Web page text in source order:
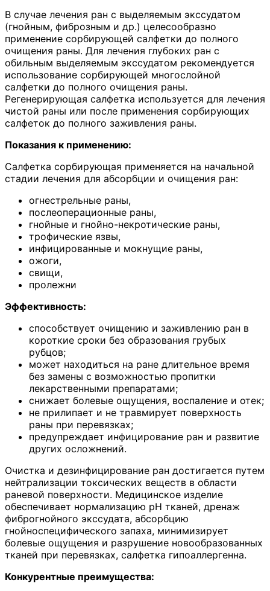
В случае лечения ран с выделяемым экссудатом
(гнойным, фиброзным и др.) целесообразно
применение сорбирующей салфетки до полного
очищения раны. Для лечения глубоких ран с
обильным выделяемым экссудатом рекомендуется
использование сорбирующей многослойной
салфетки до полного очищения раны.
Регенерирующая салфетка используется для лечения
чистой раны или после применения сорбирующих
салфеток до полного заживления раны.
Показания к применению:
Салфетка сорбирующая применяется на начальной
стадии лечения для абсорбции и очищения ран:
огнестрельные раны,
послеоперационные раны,
гнойные и гнойно-некротические раны,
трофические язвы,
инфицированные и мокнущие раны,
ожоги,
свищи,
пролежни
Эффективность:
способствует очищению и заживлению ран в
короткие сроки без образования грубых
рубцов;
может находиться на ране длительное время
без замены с возможностью пропитки
лекарственными препаратами;
снижает болевые ощущения, воспаление и отек;
не прилипает и не травмирует поверхность
раны при перевязках;
предупреждает инфицирование ран и развитие
других осложнений.
Очистка и дезинфицирование ран достигается путем
нейтрализации токсических веществ в области
раневой поверхности. Медицинское изделие
обеспечивает нормализацию pH тканей, дренаж
фиброгнойного экссудата, абсорбцию
гнойноспецифического запаха, минимизирует
болевые ощущения и разрушение новообразованных
тканей при перевязках, салфетка гипоаллергенна.
Конкурентные преимущества: